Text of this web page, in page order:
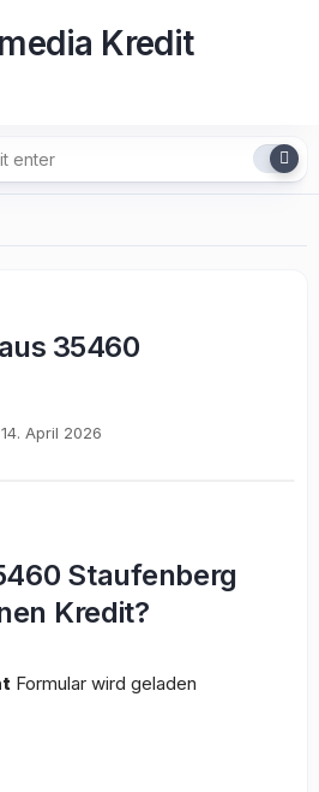
35460
14. April 2026
Staufenberg
Kredit?
Formular wird geladen